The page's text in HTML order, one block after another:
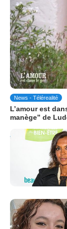
News - Télérealité
L’amour est
manège” de